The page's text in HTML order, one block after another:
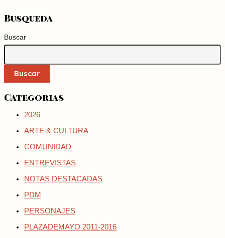
Busqueda
Buscar
Buscar
Categorias
2026
ARTE & CULTURA
COMUNIDAD
ENTREVISTAS
NOTAS DESTACADAS
PDM
PERSONAJES
PLAZADEMAYO 2011-2016